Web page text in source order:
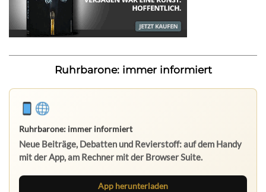
Ruhrbarone: immer informiert
Ruhrbarone: immer informiert
Neue Beiträge, Debatten und Revierstoff: auf dem Handy
mit der App, am Rechner mit der Browser Suite.
App herunterladen